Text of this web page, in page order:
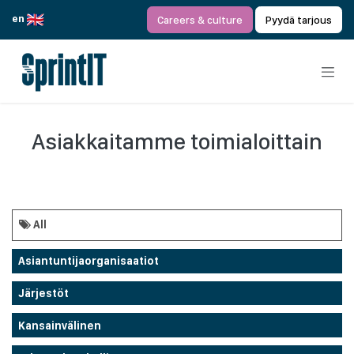
en
Careers & culture Pyydä tarjous
Asiakkaitamme toimialoittain
All
Asiantuntijaorganisaatiot
Järjestöt
Kansainvälinen